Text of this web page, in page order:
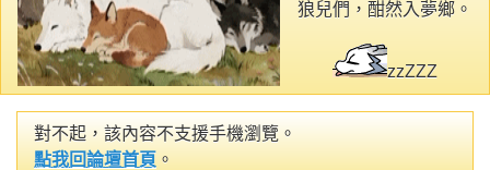
狼兒們，酣然入夢鄉。
zzZZZ
對不起，該內容不支援手機瀏覽。
點我回論壇首頁 。